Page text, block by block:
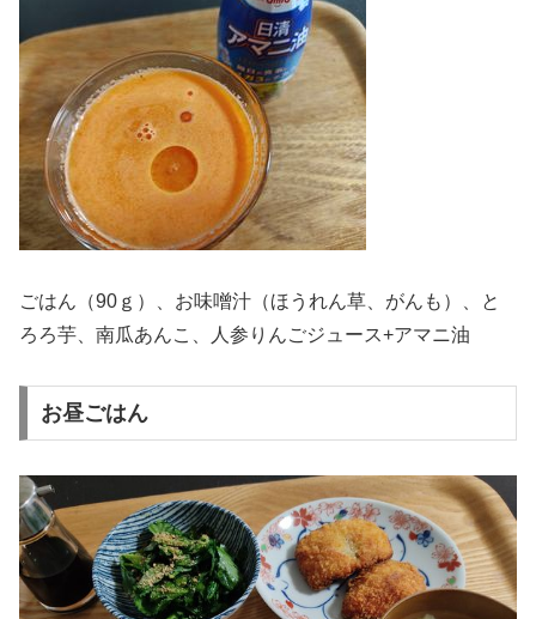
ごはん（90ｇ）、お味噌汁（ほうれん草、がんも）、と
ろろ芋、南瓜あんこ、人参りんごジュース+アマニ油
お昼ごはん